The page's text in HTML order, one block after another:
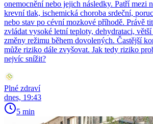
onemocnění nebo jejich následky. Patří mezi
krevní tlak, ischemická choroba srdeční,
nebo stav po cévní mozkové příhodě. Právě
zvládat vysoké letní teploty, dehydrataci,
změny režimu během dovolených. Častější
může riziko dále zvyšovat. Jak tedy riziko
nejvíc snížit?
Plné zdraví
dnes, 19:43
5 min